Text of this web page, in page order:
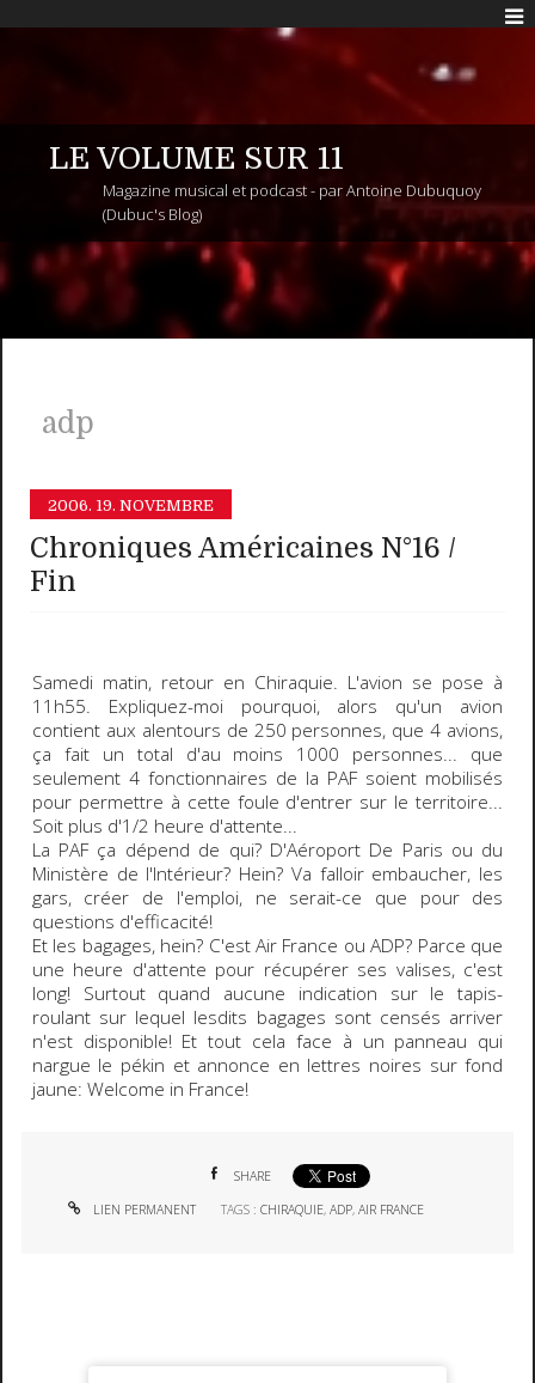
LE VOLUME SUR 11
Magazine musical et podcast - par Antoine Dubuquoy
(Dubuc's Blog)
adp
2006. 19. NOVEMBRE
Chroniques Américaines N°16 /
Fin
Samedi matin, retour en Chiraquie. L'avion se pose à
11h55. Expliquez-moi pourquoi, alors qu'un avion
contient aux alentours de 250 personnes, que 4 avions,
ça fait un total d'au moins 1000 personnes... que
seulement 4 fonctionnaires de la PAFsoient mobilisés
pour permettre à cette foule d'entrer sur le territoire...
Soit plus d'1/2 heure d'attente...
La PAF ça dépend de qui? D'Aéroport De Paris ou du
Ministère de l'Intérieur? Hein? Va falloir embaucher, les
gars, créer de l'emploi, ne serait-ce que pour des
questions d'efficacité!
Et les bagages, hein? C'est Air France ou ADP? Parce que
une heure d'attente pour récupérer ses valises, c'est
long! Surtout quand aucune indication sur le tapis-
roulant sur lequel lesdits bagages sont censés arriver
n'est disponible! Et tout cela face à un panneau qui
nargue le pékin et annonce en lettres noires sur fond
jaune: Welcome in France!
SHARE
LIEN PERMANENT TAGS :CHIRAQUIE,ADP,AIR FRANCE